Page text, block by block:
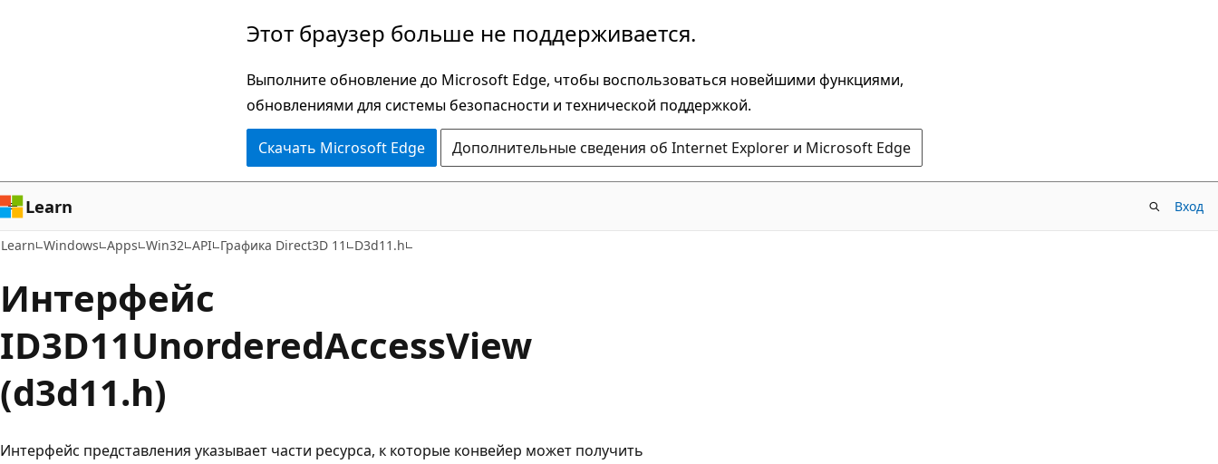
Этот браузер больше не поддерживается.
Выполните обновление до Microsoft Edge, чтобы воспользоваться новейшими функциями,
обновлениями для системы безопасности и технической поддержкой.
Скачать Microsoft Edge Дополнительные сведения об Internet Explorer и Microsoft Edge
Learn Вход
Learn Windows Apps Win32 API Графика Direct3D 11 D3d11.h
Интерфейс
ID3D11UnorderedAccessView
(d3d11.h)
Интерфейс представления указывает части ресурса, к которые конвейер может получить